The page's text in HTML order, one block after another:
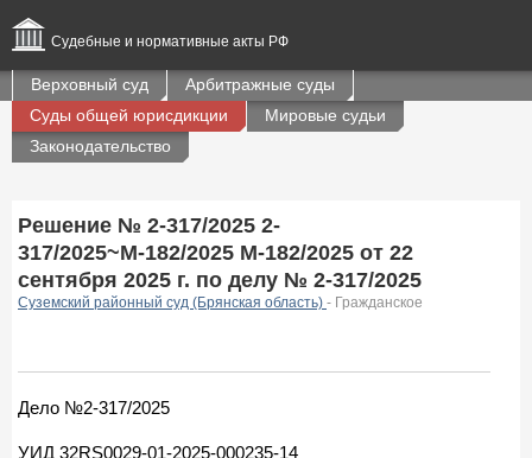
Судебные и нормативные акты РФ
Верховный суд
Арбитражные суды
Суды общей юрисдикции
Мировые судьи
Законодательство
Решение № 2-317/2025 2-
317/2025~М-182/2025 М-182/2025 от 22
сентября 2025 г. по делу № 2-317/2025
Суземский районный суд (Брянская область) - Гражданское
Дело №2-317/2025
УИД 32RS0029-01-2025-000235-14